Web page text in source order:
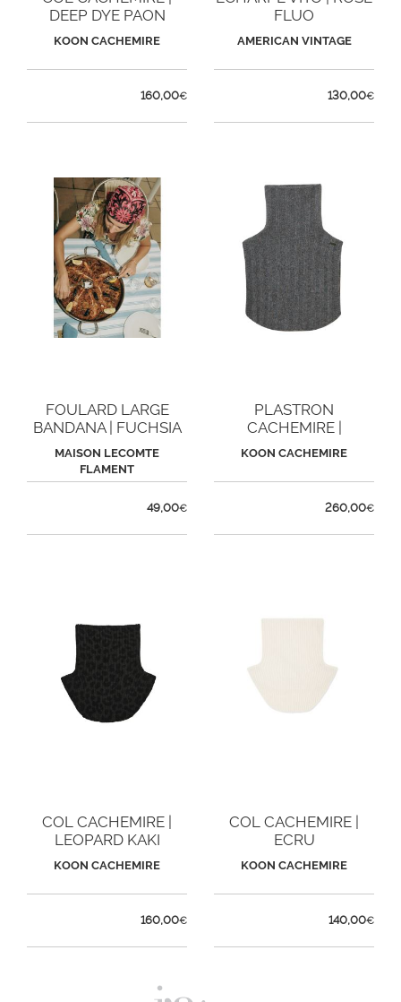
DEEP DYE PAON
KOON CACHEMIRE
160,00€
FLUO
AMERICAN VINTAGE
130,00€
FOULARD LARGE
BANDANA | FUCHSIA
MAISON LECOMTE
FLAMENT
49,00€
PLASTRON
CACHEMIRE |
ARDOISE
KOON CACHEMIRE
260,00€
COL CACHEMIRE |
LEOPARD KAKI
KOON CACHEMIRE
160,00€
COL CACHEMIRE |
ECRU
KOON CACHEMIRE
140,00€